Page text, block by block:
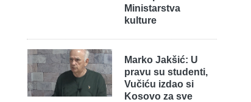
Ministarstva
kulture
Marko Jakšić: U
pravu su studenti,
Vučiću izdao si
Kosovo za sve